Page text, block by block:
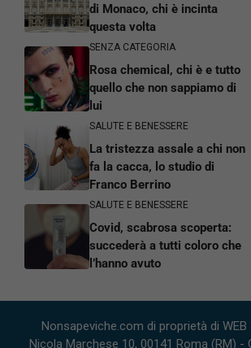
di Monaco, chi è incinta
questa volta
SENZA CATEGORIA
Rosa chemical, chi è e tutto
quello che non sappiamo di
lui
SALUTE E BENESSERE
La tristezza assale a chi non
fa la cacca, lo studio di
Franco Berrino
SALUTE E BENESSERE
Covid, scabrosa scoperta:
succederà a tutti coloro che
l’hanno avuto
Nonsapeviche.com di proprietà di WEB
Nicola Marchese 10, 00141 Roma (RM) -